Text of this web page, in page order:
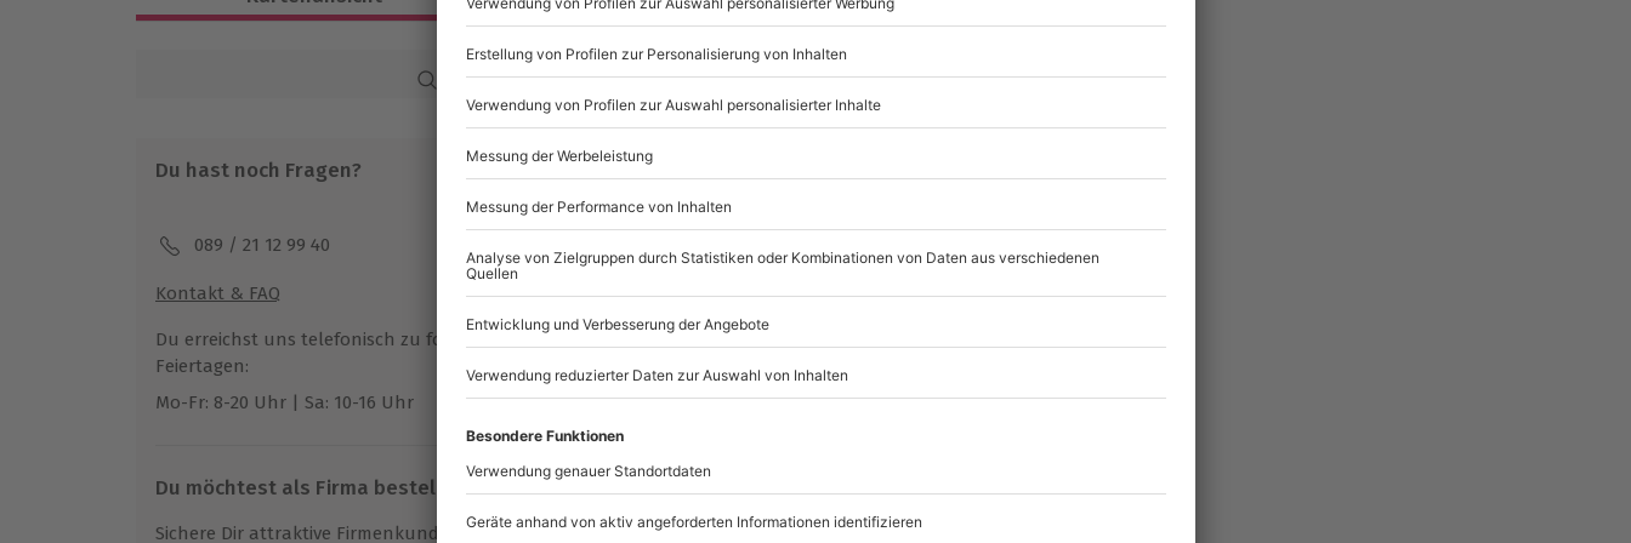
Ca. 3 Stunden
Von September bis Juni zu bestimmten Terminen verfügbar
Teilnahmebedingungen
Teilnahme für Personen mit Handicap nach Absprache mit dem
Veranstalter möglich
Gruppengröße: 4-20 Personen
Karte in Großansicht
Du hast noch Fragen?
089 / 21 12 99 40
Kontakt & FAQ
mydaysGmbH
Mühldorfstraße 8
Du erreichst uns telefonisch zu folgenden Zeiten, außer an bundesweiten
Feiertagen:
Mo-Fr: 8-20 Uhr | Sa: 10-16 Uhr
Du möchtest als Firma bestellen?
Sichere Dir attraktive Firmenkunden Vorteile.